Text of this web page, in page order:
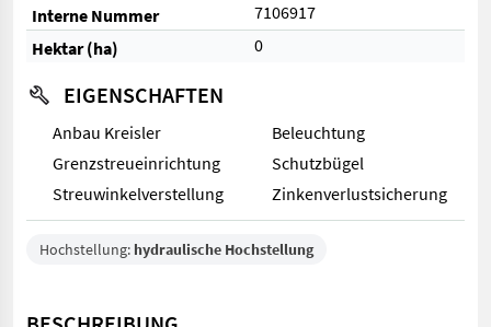
Interne Nummer
7106917
Hektar (ha)
0
EIGENSCHAFTEN
Anbau Kreisler
Beleuchtung
Grenzstreueinrichtung
Schutzbügel
Streuwinkelverstellung
Zinkenverlustsicherung
Hochstellung: hydraulische Hochstellung